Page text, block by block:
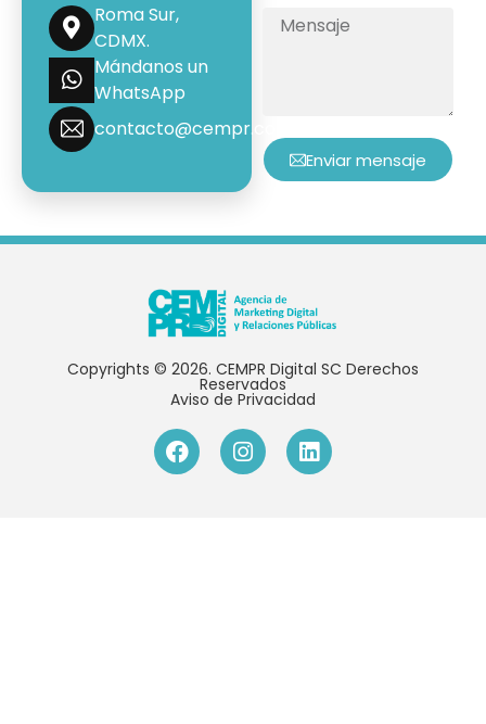
Roma Sur,
CDMX.
Mándanos un
WhatsApp
contacto@cempr.com.mx
Enviar mensaje
Copyrights © 2026. CEMPR Digital SC Derechos
Reservados
Aviso de Privacidad